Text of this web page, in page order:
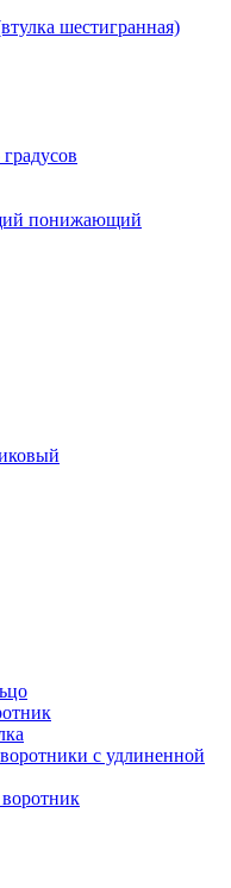
шестигранная)
понижающий
с удлиненной